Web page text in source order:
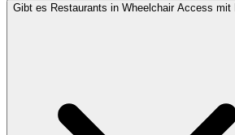
Gibt es Restaurants in Wheelchair Access mit